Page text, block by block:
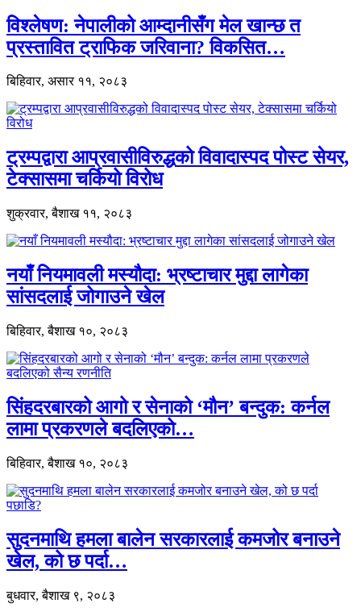
विश्लेषण: नेपालीको आम्दानीसँग मेल खान्छ त
प्रस्तावित ट्राफिक जरिवाना? विकसित…
बिहिवार, असार ११, २०८३
ट्रम्पद्वारा आप्रवासीविरुद्धको विवादास्पद पोस्ट सेयर,
टेक्सासमा चर्कियो विरोध
शुक्रवार, बैशाख ११, २०८३
नयाँ नियमावली मस्यौदा: भ्रष्टाचार मुद्दा लागेका
सांसदलाई जोगाउने खेल
बिहिवार, बैशाख १०, २०८३
सिंहदरबारको आगो र सेनाको ‘मौन’ बन्दुक: कर्नल
लामा प्रकरणले बदलिएको…
बिहिवार, बैशाख १०, २०८३
सुदनमाथि हमला बालेन सरकारलाई कमजोर बनाउने
खेल, को छ पर्दा…
बुधवार, बैशाख ९, २०८३